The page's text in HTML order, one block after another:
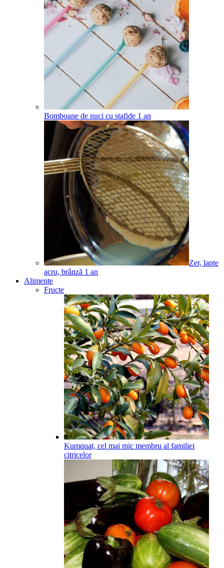
Bomboane de nuci cu stafide 1 an
Zer, lapte
acru, brânză 1 an
Alimente
Fructe
Kumquat, cel mai mic membru al familiei
citricelor